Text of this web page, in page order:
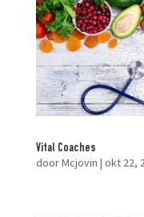
Vital Coaches
doorMcjovin | okt 22,